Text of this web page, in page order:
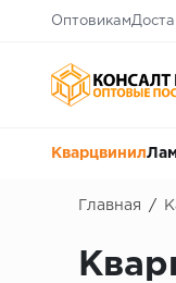
Оптовикам
Кварцвинил
Главная /